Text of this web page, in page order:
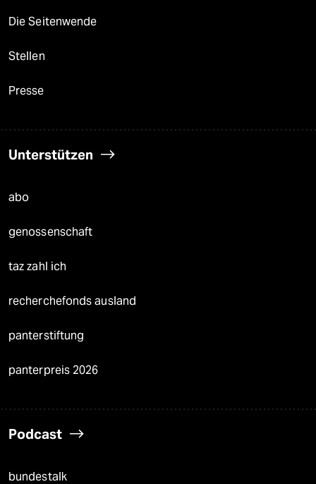
Die Seitenwende
Stellen
Presse
Unterstützen
abo
genossenschaft
taz zahl ich
recherchefonds ausland
panterstiftung
panterpreis 2026
Podcast
bundestalk